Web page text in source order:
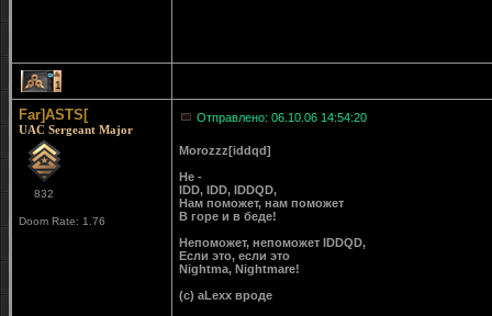
1
Far]ASTS[
UAC Sergeant Major
832
Doom Rate: 1.76
Отправлено: 06.10.06 14:54:20
Morozzz[iddqd]
Не -
IDD, IDD, IDDQD,
Нам поможет, нам поможет
В горе и в беде!
Непоможет, непоможет IDDQD,
Если это, если это
Nightma, Nightmare!
(c) aLexx вроде